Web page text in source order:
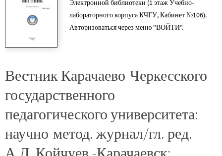
Электронной библиотеки (1 этаж Учебно-
лабораторного корпуса КЧГУ, Кабинет №106).
Авторизоваться через меню "ВОЙТИ".
Вестник Карачаево-Черкесского
государственного
педагогического университета:
научно-метод. журнал/гл. ред.